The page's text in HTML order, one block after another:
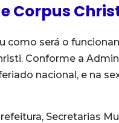
Corpus
como será o
Conforme a
nacional, e na
Secretarias